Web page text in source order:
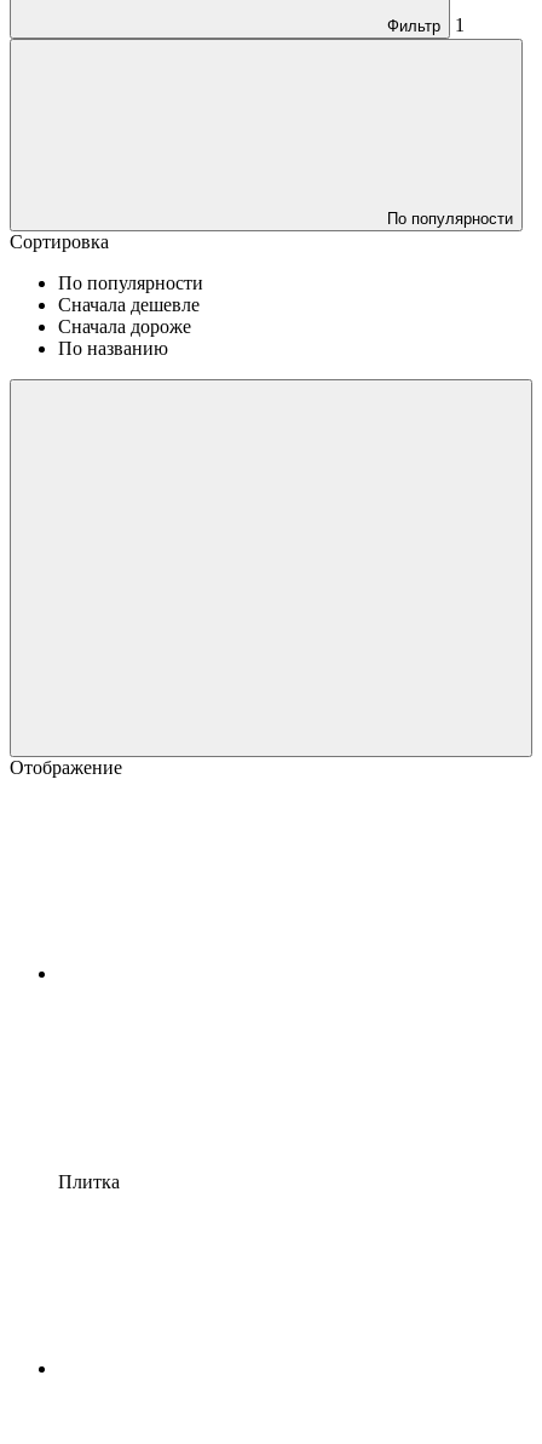
Фильтр 1
По популярности
Сортировка
По популярности
Сначала дешевле
Сначала дороже
По названию
Отображение
Плитка